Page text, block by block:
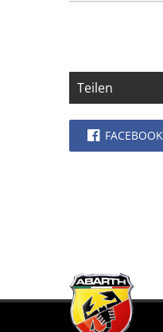
Teilen
FACEBOOK